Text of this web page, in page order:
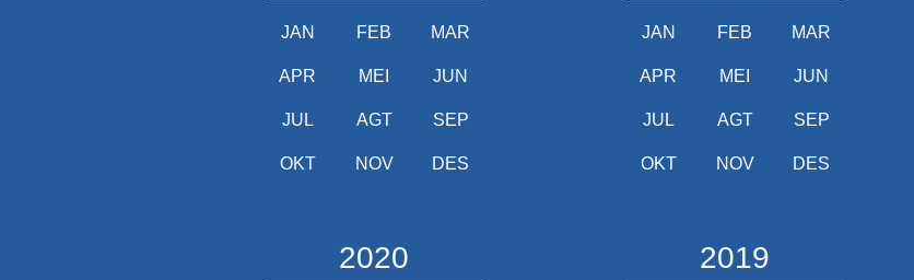
JAN FEB MAR
APR MEI JUN
JUL AGT SEP
OKT NOV DES
JAN FEB MAR
APR MEI JUN
JUL AGT SEP
OKT NOV DES
2020 2019